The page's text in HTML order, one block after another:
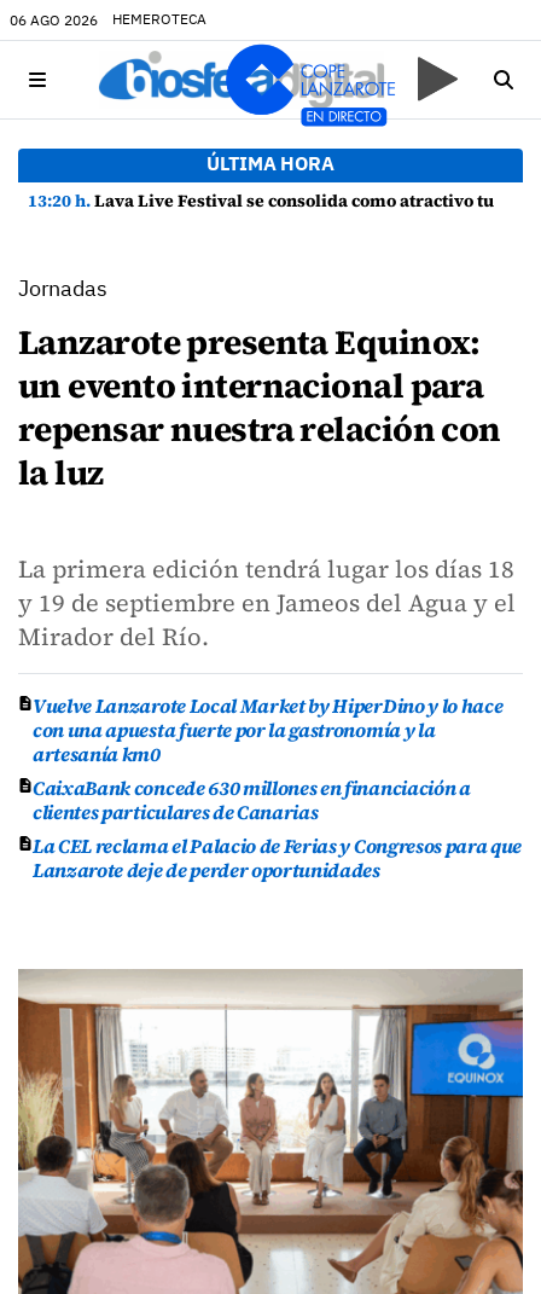
06 AGO 2026 HEMEROTECA
ÚLTIMA HORA
13:20 h.Lava Live Festival se consolida como atractivo turístico y agente dinamizador de la economía de Lanzarote
Jornadas
Lanzarote presenta Equinox:
un evento internacional para
repensar nuestra relación con
la luz
La primera edición tendrá lugar los días 18
y 19 de septiembre en Jameos del Agua y el
Mirador del Río.
Vuelve Lanzarote Local Market by HiperDino y lo hace
con una apuesta fuerte por la gastronomía y la
artesanía km0
CaixaBank concede 630 millones en financiación a
clientes particulares de Canarias
La CEL reclama el Palacio de Ferias y Congresos para que
Lanzarote deje de perder oportunidades